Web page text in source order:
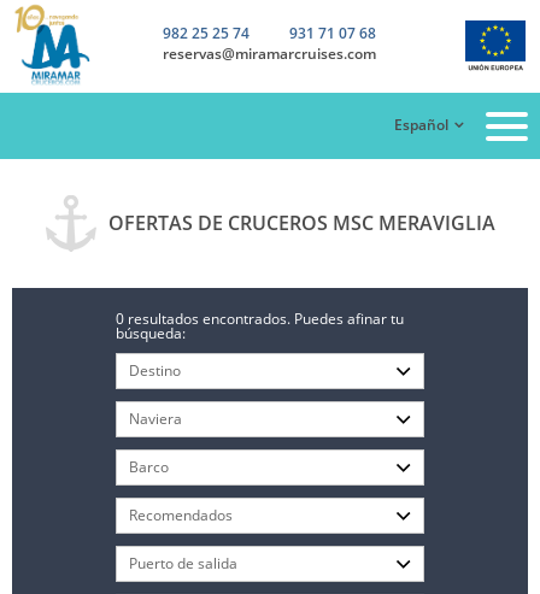
982 25 25 74
931 71 07 68
reservas@miramarcruises.com
Español
OFERTAS DE CRUCEROS MSC MERAVIGLIA
0 resultados encontrados. Puedes afinar tu
búsqueda: